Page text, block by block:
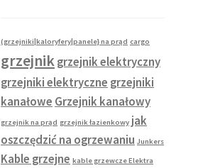
(grzejniki|kaloryfery|panele} na prąd cargo
grzejnikgrzejnik elektryczny
grzejniki elektryczne grzejniki
kanałowe Grzejnik kanałowy
grzejnik na prąd grzejnik łazienkowy jak
oszczędzić na ogrzewaniu Junkers
Kable grzejne kable grzewcze Elektra